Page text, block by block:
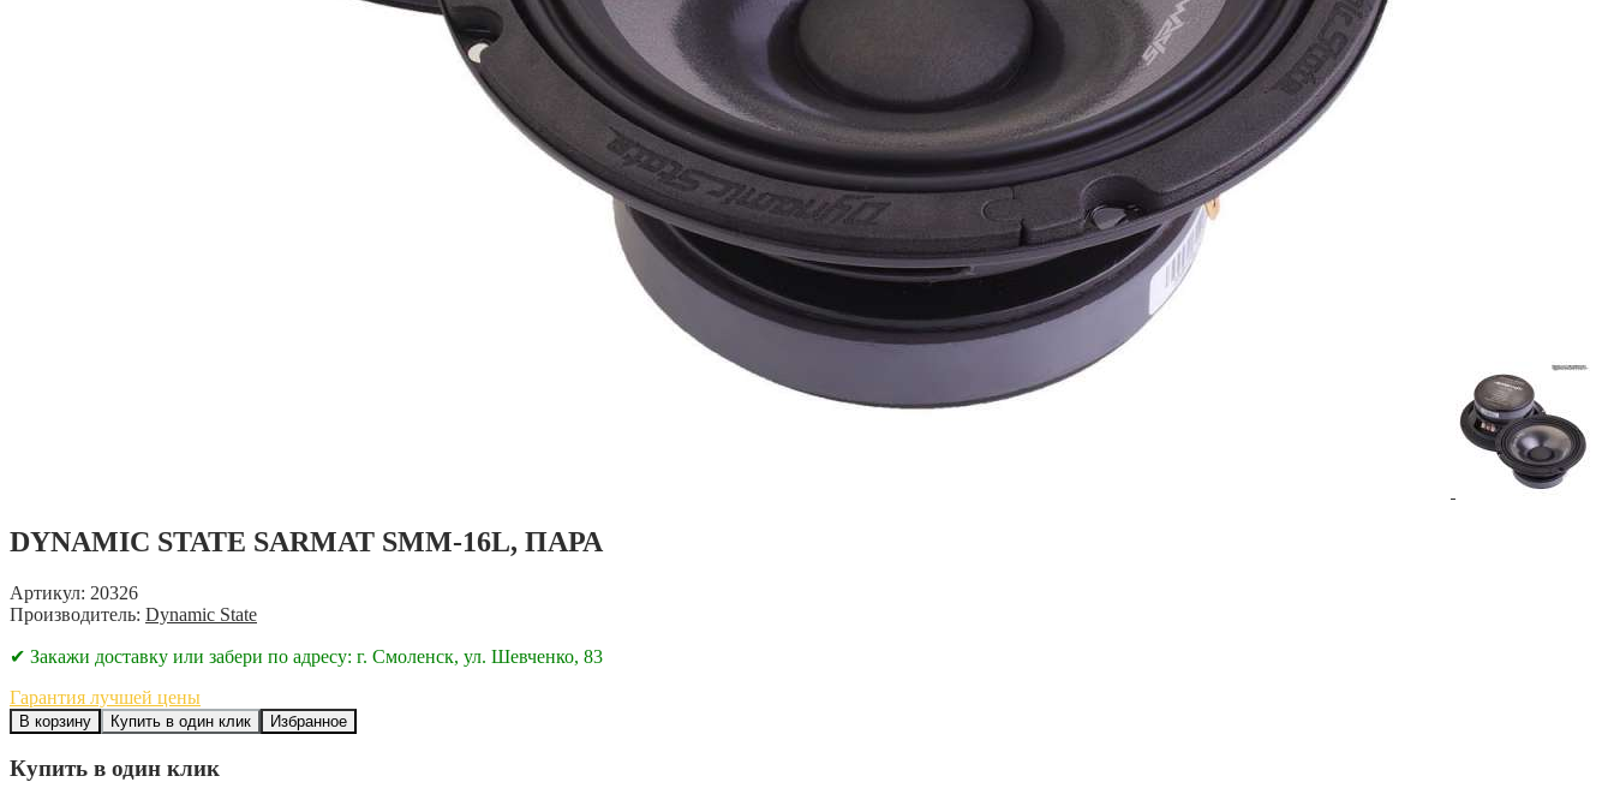
DYNAMIC STATE SARMAT SMM-16L, ПАРА
Артикул: 20326
Производитель: Dynamic State
✔ Закажи доставку или забери по адресу: г. Смоленск, ул. Шевченко, 83
Гарантия лучшей цены
В корзину Купить в один клик Избранное
Купить в один клик